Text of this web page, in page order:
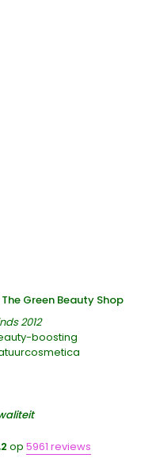
Green Beauty Shop
2012
boosting
op 5961 reviews